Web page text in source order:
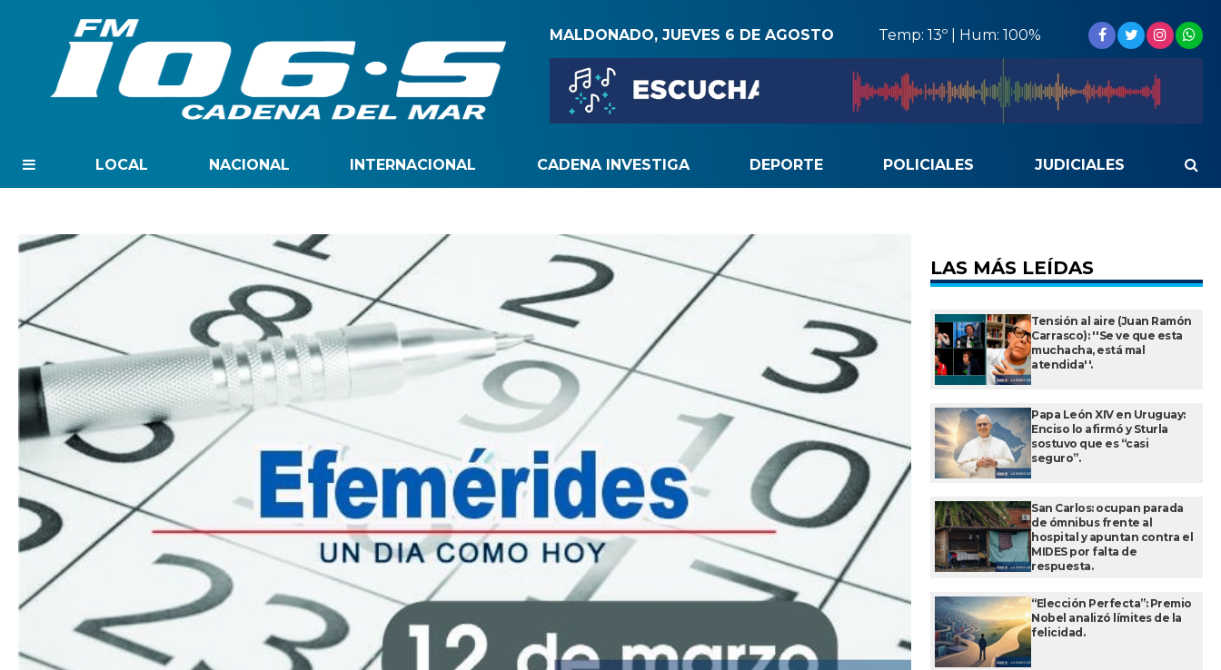
MALDONADO, JUEVES 6 DE AGOSTO Temp: 13º | Hum: 100%
LOCAL NACIONAL INTERNACIONAL CADENA INVESTIGA DEPORTE POLICIALES JUDICIALES
LAS MÁS LEÍDAS
Tensión al aire (Juan Ramón
Carrasco): ''Se ve que esta
muchacha, está mal
atendida''.
Papa León XIV en Uruguay:
Enciso lo afirmó y Sturla
sostuvo que es “casi
seguro”.
San Carlos: ocupan parada
de ómnibus frente al
hospital y apuntan contra el
MIDES por falta de
respuesta.
“Elección Perfecta”: Premio
Nobel analizó límites de la
felicidad.